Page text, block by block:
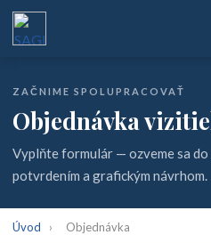
ZAČNIME SPOLUPRACOVAŤ
Objednávka
Vyplňte formulár — ozveme sa do
potvrdením a grafickým návrhom.
Úvod › Objednávka